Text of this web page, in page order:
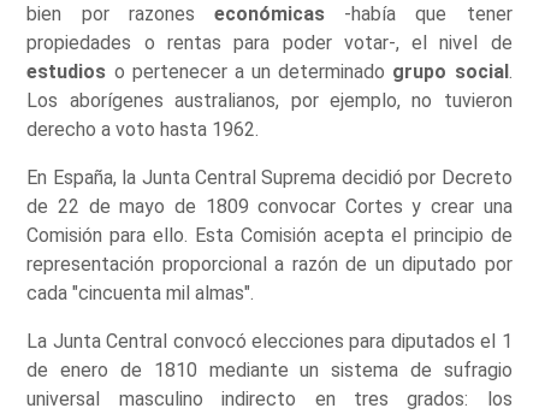
bien por razones económicas -había que tener
propiedades o rentas para poder votar-, el nivel de
estudios o pertenecer a un determinado grupo social.
Los aborígenes australianos, por ejemplo, no tuvieron
derecho a voto hasta 1962.
En España, la Junta Central Suprema decidió por Decreto
de 22 de mayo de 1809 convocar Cortes y crear una
Comisión para ello. Esta Comisión acepta el principio de
representación proporcional a razón de un diputado por
cada "cincuenta mil almas".
La Junta Central convocó elecciones para diputados el 1
de enero de 1810 mediante un sistema de sufragio
universal masculino indirecto en tres grados: los